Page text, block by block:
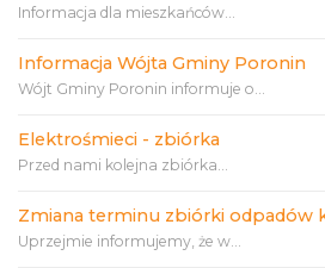
Informacja dla mieszkańców...
Informacja Wójta Gminy Poronin
Wójt Gminy Poronin informuje o...
Elektrośmieci - zbiórka
Przed nami kolejna zbiórka...
Zmiana terminu zbiórki odpadów
Uprzejmie informujemy, że w...